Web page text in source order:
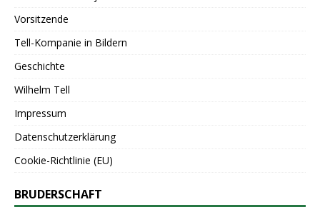
Vorsitzende
Tell-Kompanie in Bildern
Geschichte
Wilhelm Tell
Impressum
Datenschutzerklärung
Cookie-Richtlinie (EU)
BRUDERSCHAFT